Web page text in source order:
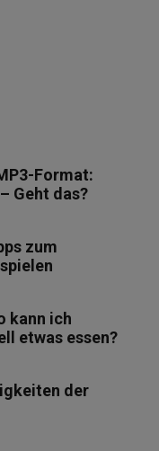
Format:
Geht das?
zum
kann ich
etwas essen?
der